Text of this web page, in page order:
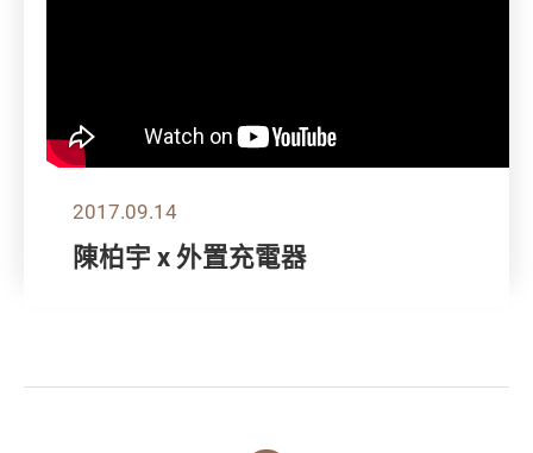
2017.09.14
陳柏宇 x 外置充電器